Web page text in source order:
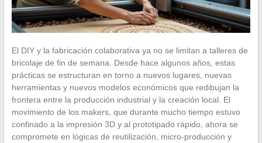
El DIY y la fabricación colaborativa ya no se limitan a talleres de
bricolaje de fin de semana. Desde hace algunos años, estas
prácticas se estructuran en torno a nuevos lugares, nuevas
herramientas y nuevos modelos económicos que redibujan la
frontera entre la producción industrial y la creación local. El
movimiento de los makers, que durante mucho tiempo estuvo
confinado a la impresión 3D y al prototipado rápido, ahora se
compromete en lógicas de reutilización, micro-producción y